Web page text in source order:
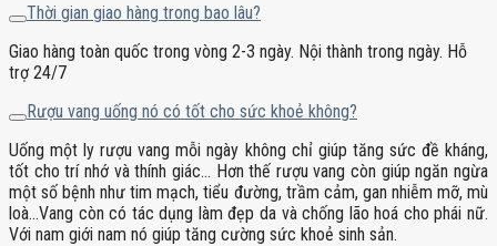
Thời gian giao hàng trong bao lâu?
Giao hàng toàn quốc trong vòng 2-3 ngày. Nội thành trong ngày. Hỗ
trợ 24/7
Rượu vang uống nó có tốt cho sức khoẻ không?
Uống một ly rượu vang mỗi ngày không chỉ giúp tăng sức đề kháng,
tốt cho trí nhớ và thính giác… Hơn thế rượu vang còn giúp ngăn ngừa
một số bệnh như tim mạch, tiểu đường, trầm cảm, gan nhiễm mỡ, mù
loà…Vang còn có tác dụng làm đẹp da và chống lão hoá cho phái nữ.
Với nam giới nam nó giúp tăng cường sức khoẻ sinh sản.